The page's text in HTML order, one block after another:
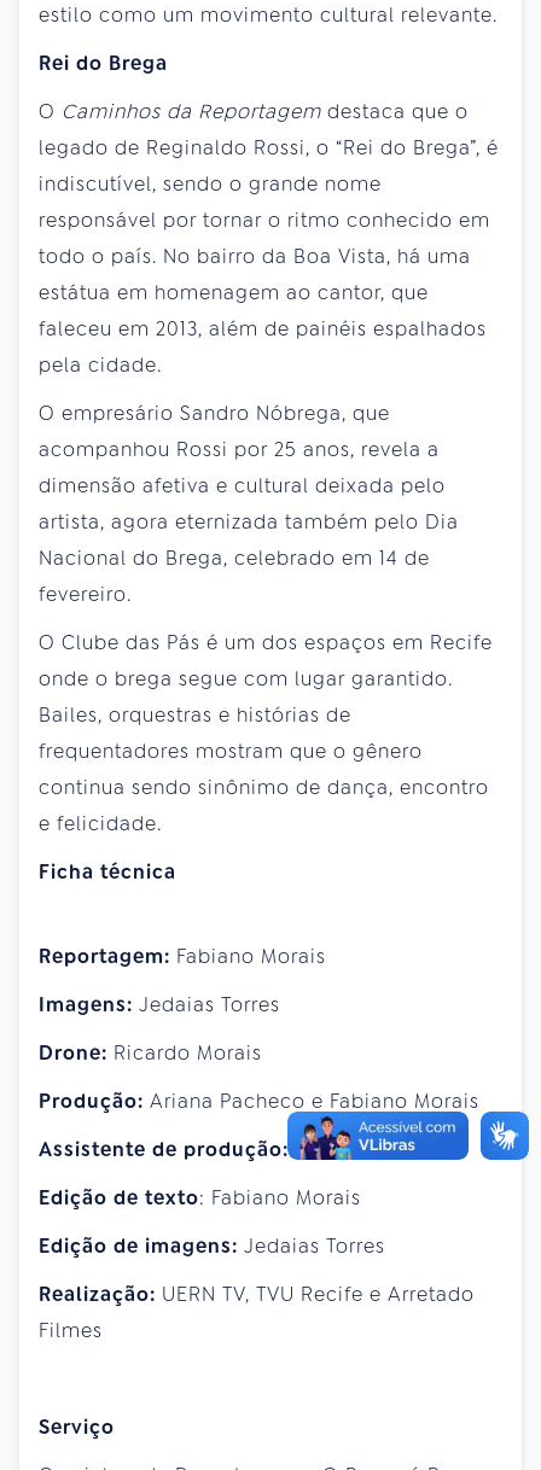
estilo como um movimento cultural relevante.
Rei do Brega
O Caminhos da Reportagem destaca que o
legado de Reginaldo Rossi, o “Rei do Brega”, é
indiscutível, sendo o grande nome
responsável por tornar o ritmo conhecido em
todo o país. No bairro da Boa Vista, há uma
estátua em homenagem ao cantor, que
faleceu em 2013, além de painéis espalhados
pela cidade.
O empresário Sandro Nóbrega, que
acompanhou Rossi por 25 anos, revela a
dimensão afetiva e cultural deixada pelo
artista, agora eternizada também pelo Dia
Nacional do Brega, celebrado em 14 de
fevereiro.
O Clube das Pás é um dos espaços em Recife
onde o brega segue com lugar garantido.
Bailes, orquestras e histórias de
frequentadores mostram que o gênero
continua sendo sinônimo de dança, encontro
e felicidade.
Ficha técnica
Reportagem: Fabiano Morais
Imagens: Jedaias Torres
Drone: Ricardo Morais
Produção: Ariana Pacheco e Fabiano Morais
Assistente de produção:Carlos Pereira
Edição de texto: Fabiano Morais
Edição de imagens: Jedaias Torres
Realização: UERN TV, TVU Recife e Arretado
Filmes
Serviço